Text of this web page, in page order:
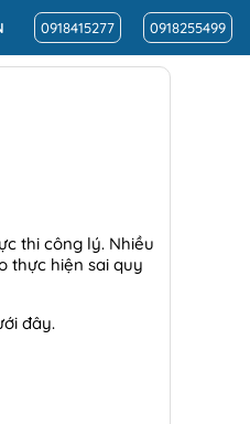
0918415277 0918255499
thi công lý. Nhiều
thực hiện sai quy
đây.